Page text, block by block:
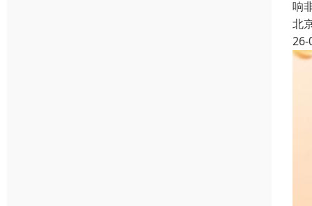
响
北
26-